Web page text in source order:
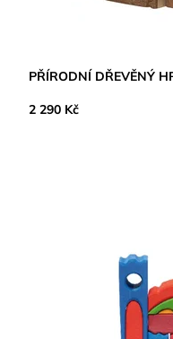
PŘÍRODNÍ DŘEVĚNÝ
2 290 Kč